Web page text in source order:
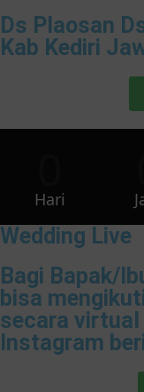
Ds Plaosan
Kab Kediri
Hari
Wedding Live
Bagi Bapak/
bisa
secara
Instagram